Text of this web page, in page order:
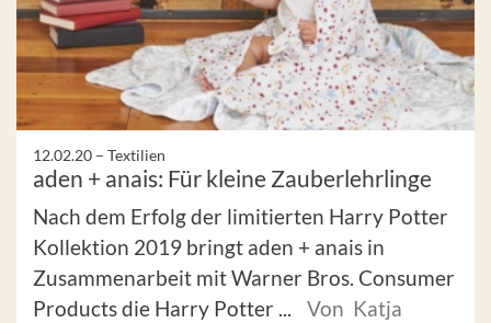
12.02.20 – Textilien
aden + anais: Für kleine Zauberlehrlinge
Nach dem Erfolg der limitierten Harry Potter
Kollektion 2019 bringt aden + anais in
Zusammenarbeit mit Warner Bros. Consumer
Products die Harry Potter ...
Von Katja